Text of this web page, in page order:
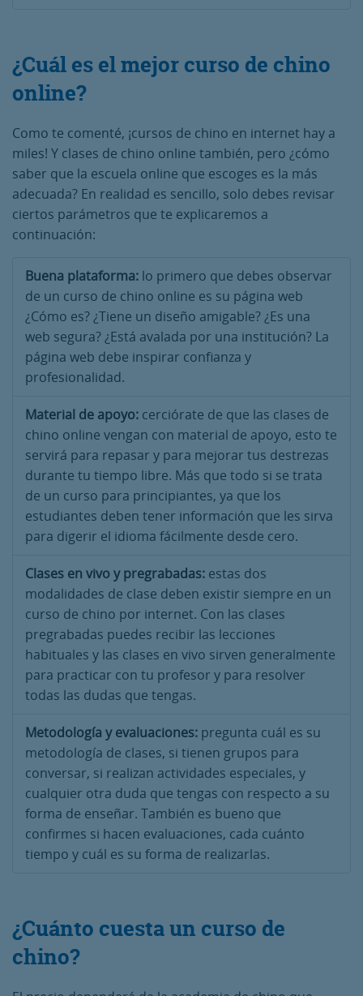
¿Cuál es el mejor curso de chino
online?
Como te comenté, ¡cursos de chino en internet hay a
miles! Y clases de chino online también, pero ¿cómo
saber que la escuela online que escoges es la más
adecuada? En realidad es sencillo, solo debes revisar
ciertos parámetros que te explicaremos a
continuación:
Buena plataforma: lo primero que debes observar
de un curso de chino online es su página web
¿Cómo es? ¿Tiene un diseño amigable? ¿Es una
web segura? ¿Está avalada por una institución? La
página web debe inspirar confianza y
profesionalidad.
Material de apoyo: cerciórate de que las clases de
chino online vengan con material de apoyo, esto te
servirá para repasar y para mejorar tus destrezas
durante tu tiempo libre. Más que todo si se trata
de un curso para principiantes, ya que los
estudiantes deben tener información que les sirva
para digerir el idioma fácilmente desde cero.
Clases en vivo y pregrabadas: estas dos
modalidades de clase deben existir siempre en un
curso de chino por internet. Con las clases
pregrabadas puedes recibir las lecciones
habituales y las clases en vivo sirven generalmente
para practicar con tu profesor y para resolver
todas las dudas que tengas.
Metodología y evaluaciones: pregunta cuál es su
metodología de clases, si tienen grupos para
conversar, si realizan actividades especiales, y
cualquier otra duda que tengas con respecto a su
forma de enseñar. También es bueno que
confirmes si hacen evaluaciones, cada cuánto
tiempo y cuál es su forma de realizarlas.
¿Cuánto cuesta un curso de
chino?